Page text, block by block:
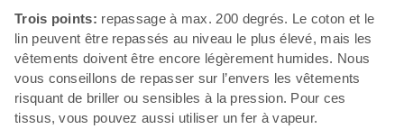
Trois points: repassage à max. 200 degrés. Le coton et le
lin peuvent être repassés au niveau le plus élevé, mais les
vêtements doivent être encore légèrement humides. Nous
vous conseillons de repasser sur l’envers les vêtements
risquant de briller ou sensibles à la pression. Pour ces
tissus, vous pouvez aussi utiliser un fer à vapeur.